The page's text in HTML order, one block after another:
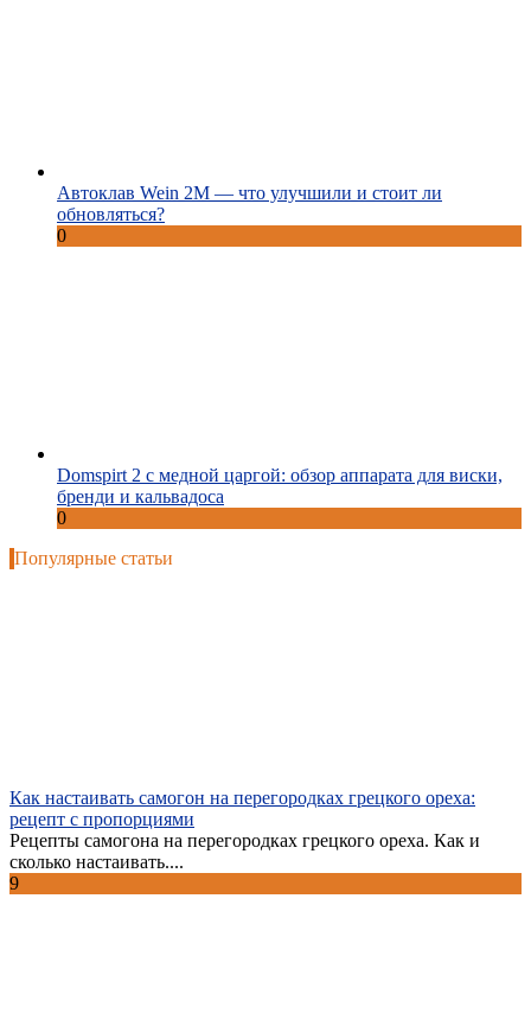
Автоклав Wein 2M — что улучшили и стоит ли
обновляться?
0
Domspirt 2 с медной царгой: обзор аппарата для виски,
бренди и кальвадоса
0
Популярные статьи
Как настаивать самогон на перегородках грецкого ореха:
рецепт с пропорциями
Рецепты самогона на перегородках грецкого ореха. Как и
сколько настаивать....
9